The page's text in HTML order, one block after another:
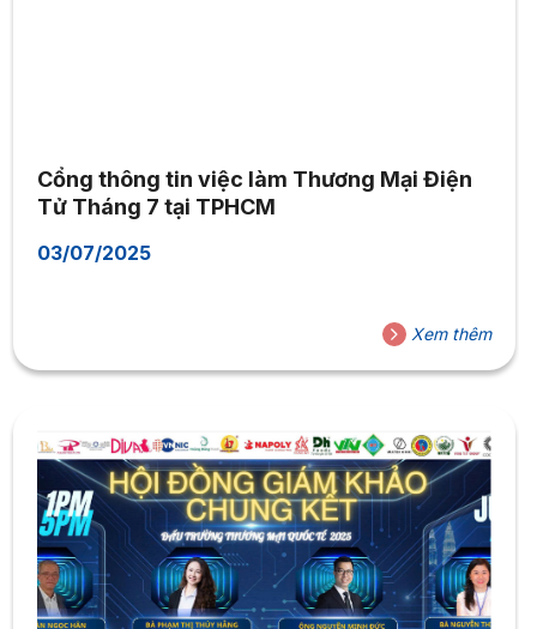
Cổng thông tin việc làm Thương Mại Điện
Tử Tháng 7 tại TPHCM
03/07/2025
Xem thêm